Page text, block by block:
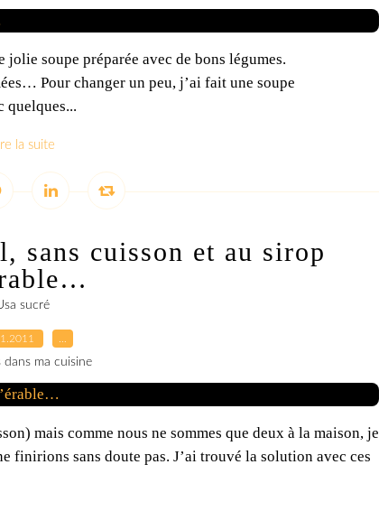
soupe préparée avec de bons légumes.
Pour changer un peu, j’ai fait une soupe
quelques...
la suite
sans cuisson et au sirop
sucré
dans ma cuisine
mais comme nous ne sommes que deux à la maison, je
finirions sans doute pas. J’ai trouvé la solution avec ces